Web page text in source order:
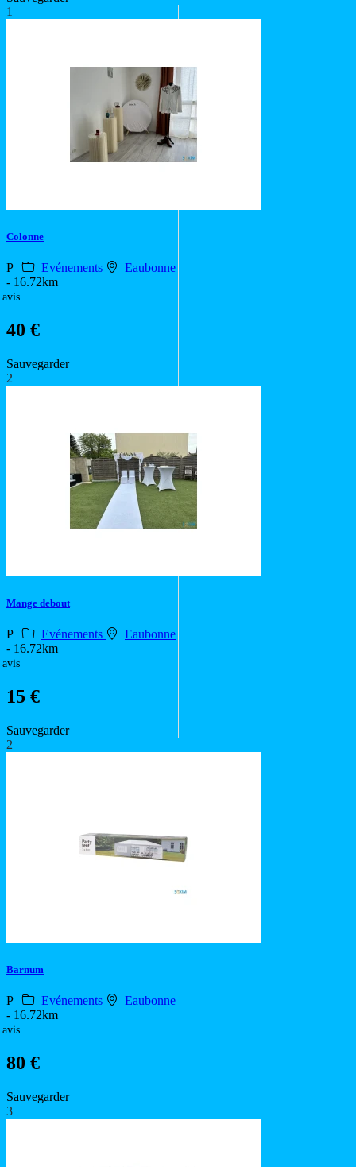
1
Colonne
P Evénements
Eaubonne
- 16.72km
avis
40 €
Sauvegarder
2
Mange debout
P Evénements
Eaubonne
- 16.72km
avis
15 €
Sauvegarder
2
Barnum
P Evénements
Eaubonne
- 16.72km
avis
80 €
Sauvegarder
3